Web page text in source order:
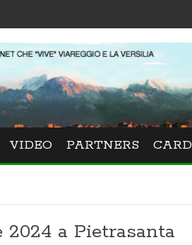
VIDEO PARTNERS CARD
a Pietrasanta